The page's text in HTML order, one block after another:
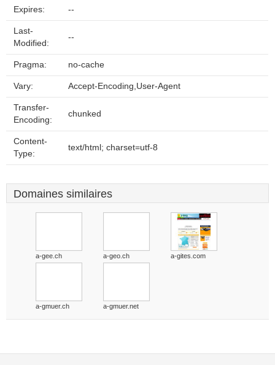
Expires: --
Last-
Modified:
--
Pragma: no-cache
Vary: Accept-Encoding,User-Agent
Transfer-
Encoding:
chunked
Content-
Type:
text/html; charset=utf-8
Domaines similaires
a-gee.ch a-geo.ch a-gites.com
a-gmuer.ch a-gmuer.net